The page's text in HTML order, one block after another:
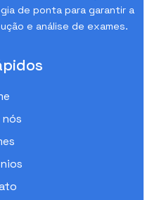
de ponta para garantir a
e análise de exames.